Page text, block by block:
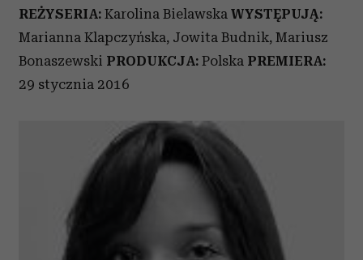
REŻYSERIA: Karolina Bielawska WYSTĘPUJĄ:
Marianna Klapczyńska, Jowita Budnik, Mariusz
Bonaszewski PRODUKCJA: Polska PREMIERA:
29 stycznia 2016